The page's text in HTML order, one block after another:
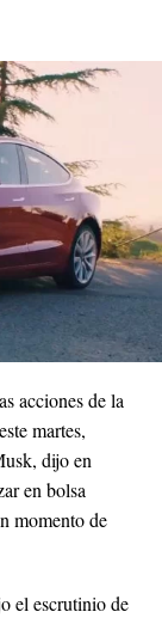
acciones de la
martes,
dijo en
en bolsa
momento de
el escrutinio de